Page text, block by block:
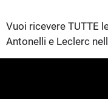
Vuoi ricevere TUTTE
Antonelli e Leclerc